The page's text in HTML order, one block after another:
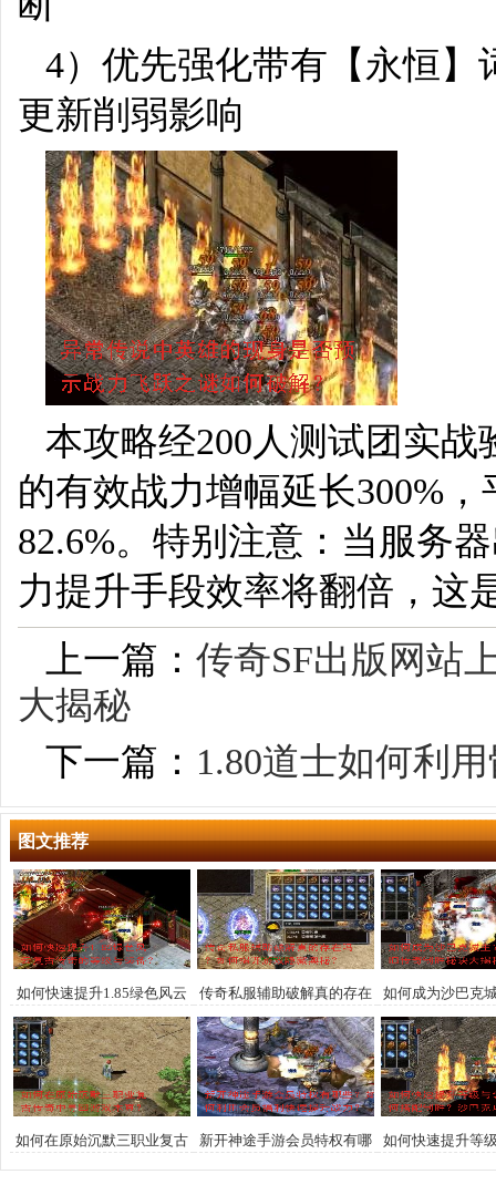
4）优先强化带有【永恒
更新削弱影响
本攻略经200人测试团实
的有效战力增幅延长300%
82.6%。特别注意：当服务
力提升手段效率将翻倍，这
上一篇： 传奇SF出版网站
大揭秘
下一篇： 1.80道士如何利
图文推荐
如何快速提升1.85绿色风云
复古传奇的等级与装备？
传奇私服辅助破解真的存在
吗？如何揭开游戏隐藏奥
秘？
如何成为沙巴克
传奇制胜秘诀
如何在原始沉默三职业复古
传奇中寻回游戏本真？
新开神途手游会员特权有哪
些？如何利用会员福利快速
如何快速提升等
合击技能如何搭